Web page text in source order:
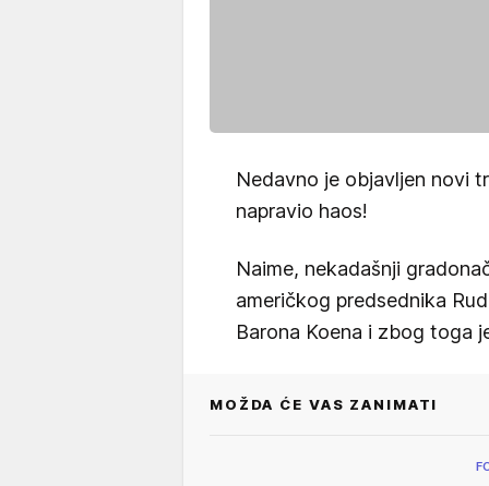
Nedavno je objavljen novi
napravio haos!
Naime, nekadašnji
američkog predsednika
Barona Koena i zbog toga
MOŽDA ĆE VAS ZANIMATI